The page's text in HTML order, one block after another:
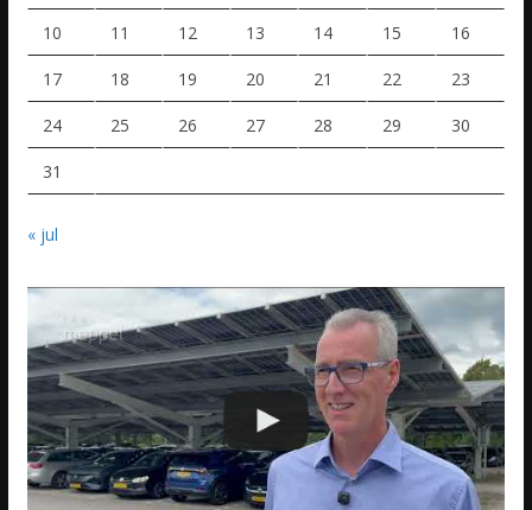
10 11 12 13 14 15 16
17 18 19 20 21 22 23
24 25 26 27 28 29 30
31
« jul